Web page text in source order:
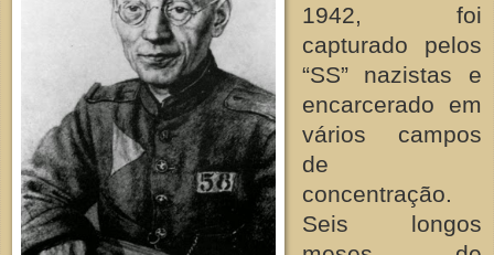
1942, foi
capturado pelos
“SS” nazistas e
encarcerado em
vários campos
de
concentração.
Seis longos